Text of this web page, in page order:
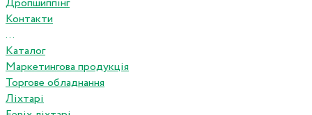
Дропшиппінг
Контакти
...
Каталог
Маркетингова продукція
Торгове обладнання
Ліхтарі